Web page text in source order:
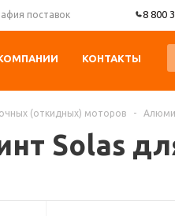
поставок 8 800
КОНТАКТЫ
(откидных) моторов -
Solas